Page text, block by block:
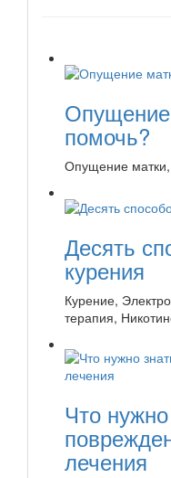
Опущение
помочь?
Опущение
Десять
курения
Курение,
терапия,
Что
лечения